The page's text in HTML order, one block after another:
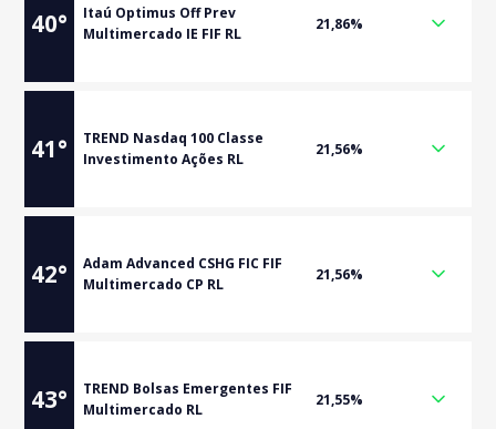
40°
Itaú Optimus Off Prev
Multimercado IE FIF RL
21,86%
41°
TREND Nasdaq 100 Classe
Investimento Ações RL
21,56%
42°
Adam Advanced CSHG FIC FIF
Multimercado CP RL
21,56%
43°
TREND Bolsas Emergentes FIF
Multimercado RL
21,55%